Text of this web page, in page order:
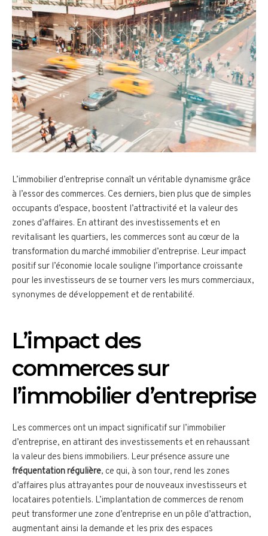
L’immobilier d’entreprise connaît un véritable dynamisme grâce
à l’essor des commerces. Ces derniers, bien plus que de simples
occupants d’espace, boostent l’attractivité et la valeur des
zones d’affaires. En attirant des investissements et en
revitalisant les quartiers, les commerces sont au cœur de la
transformation du marché immobilier d’entreprise. Leur impact
positif sur l’économie locale souligne l’importance croissante
pour les investisseurs de se tourner vers les murs commerciaux,
synonymes de développement et de rentabilité.
L’impact des
commerces sur
l’immobilier d’entreprise
Les commerces ont un impact significatif sur l’immobilier
d’entreprise, en attirant des investissements et en rehaussant
la valeur des biens immobiliers. Leur présence assure une
fréquentation régulière, ce qui, à son tour, rend les zones
d’affaires plus attrayantes pour de nouveaux investisseurs et
locataires potentiels. L’implantation de commerces de renom
peut transformer une zone d’entreprise en un pôle d’attraction,
augmentant ainsi la demande et les prix des espaces